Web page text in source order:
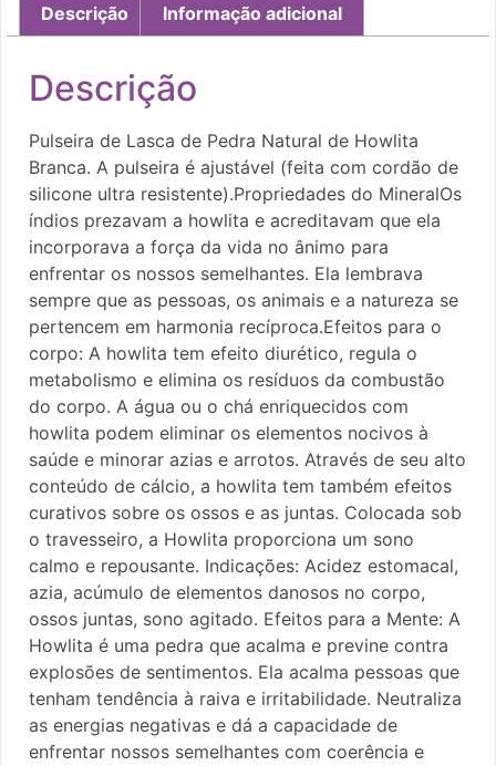
Descrição Informação adicional
Descrição
Pulseira de Lasca de Pedra Natural de Howlita
Branca. A pulseira é ajustável (feita com cordão de
silicone ultra resistente).Propriedades do MineralOs
índios prezavam a howlita e acreditavam que ela
incorporava a força da vida no ânimo para
enfrentar os nossos semelhantes. Ela lembrava
sempre que as pessoas, os animais e a natureza se
pertencem em harmonia recíproca.Efeitos para o
corpo: A howlita tem efeito diurético, regula o
metabolismo e elimina os resíduos da combustão
do corpo. A água ou o chá enriquecidos com
howlita podem eliminar os elementos nocivos à
saúde e minorar azias e arrotos. Através de seu alto
conteúdo de cálcio, a howlita tem também efeitos
curativos sobre os ossos e as juntas. Colocada sob
o travesseiro, a Howlita proporciona um sono
calmo e repousante. Indicações: Acidez estomacal,
azia, acúmulo de elementos danosos no corpo,
ossos juntas, sono agitado. Efeitos para a Mente: A
Howlita é uma pedra que acalma e previne contra
explosões de sentimentos. Ela acalma pessoas que
tenham tendência à raiva e irritabilidade. Neutraliza
as energias negativas e dá a capacidade de
enfrentar nossos semelhantes com coerência e